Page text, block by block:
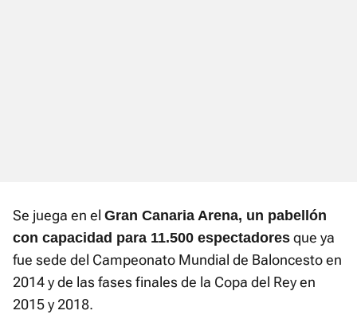
Se juega en el Gran Canaria Arena, un pabellón
con capacidad para 11.500 espectadores que ya
fue sede del Campeonato Mundial de Baloncesto en
2014 y de las fases finales de la Copa del Rey en
2015 y 2018.